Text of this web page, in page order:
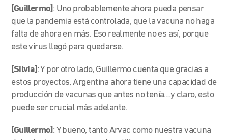
[Guillermo] : Uno probablemente ahora pueda pensar
que la pandemia está controlada, que la vacuna no haga
falta de ahora en más. Eso realmente no es así, porque
este virus llegó para quedarse.
[Silvia] : Y por otro lado, Guillermo cuenta que gracias a
estos proyectos, Argentina ahora tiene una capacidad de
producción de vacunas que antes no tenía…y claro, esto
puede ser crucial más adelante.
[Guillermo] : Y bueno, tanto Arvac como nuestra vacuna